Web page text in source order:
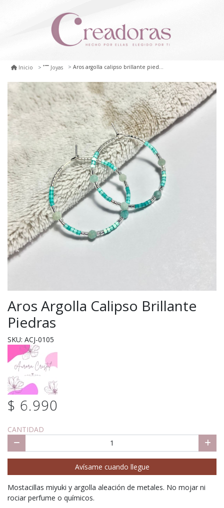
Inicio Joyas Aros argolla calipso brillante piedras
Aros Argolla Calipso Brillante
Piedras
SKU: ACJ-0105
$ 6.990
CANTIDAD
Avísame cuando llegue
Mostacillas miyuki y argolla aleación de metales. No mojar ni
rociar perfume o químicos.